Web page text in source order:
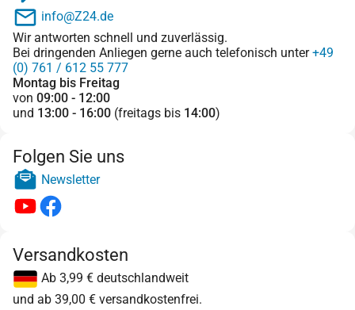
info@Z24.de
Wir antworten schnell und zuverlässig.
Bei dringenden Anliegen gerne auch telefonisch unter+49
(0) 761 / 612 55 777
Montag bis Freitag
von 09:00 - 12:00
und 13:00 - 16:00 (freitags bis 14:00)
Folgen Sie uns
Newsletter
Versandkosten
Ab 3,99 € deutschlandweit
und ab 39,00 € versandkostenfrei.